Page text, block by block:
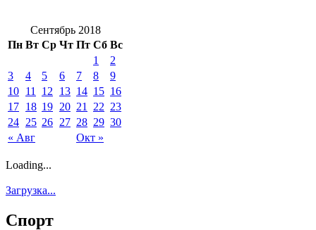
Сентябрь 2018
Пн Вт Ср Чт Пт Сб Вс
« Авг Окт »
1
2
3
4 5 6 7 8
9
10 11 12 13 14 15 16
17 18 19 20 21 22 23
24 25 26 27 28 29 30
Loading...
Загрузка...
Спорт